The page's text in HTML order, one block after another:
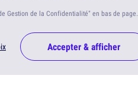
Gestion de la Confidentialité" en bas de page.
Accepter & afficher